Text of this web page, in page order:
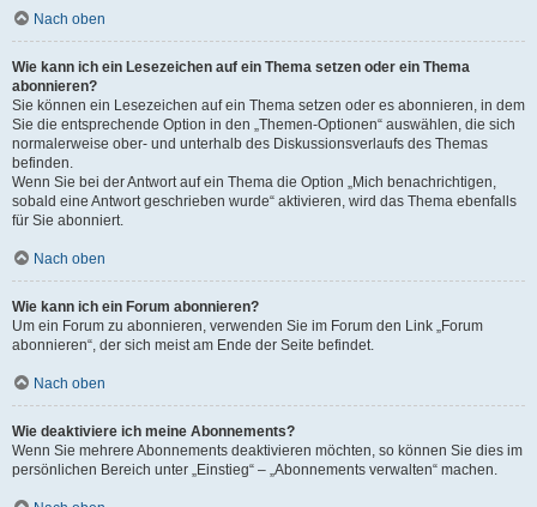
Nach oben
Wie kann ich ein Lesezeichen auf ein Thema setzen oder ein Thema
abonnieren?
Sie können ein Lesezeichen auf ein Thema setzen oder es abonnieren, in dem
Sie die entsprechende Option in den „Themen-Optionen“ auswählen, die sich
normalerweise ober- und unterhalb des Diskussionsverlaufs des Themas
befinden.
Wenn Sie bei der Antwort auf ein Thema die Option „Mich benachrichtigen,
sobald eine Antwort geschrieben wurde“ aktivieren, wird das Thema ebenfalls
für Sie abonniert.
Nach oben
Wie kann ich ein Forum abonnieren?
Um ein Forum zu abonnieren, verwenden Sie im Forum den Link „Forum
abonnieren“, der sich meist am Ende der Seite befindet.
Nach oben
Wie deaktiviere ich meine Abonnements?
Wenn Sie mehrere Abonnements deaktivieren möchten, so können Sie dies im
persönlichen Bereich unter „Einstieg“ – „Abonnements verwalten“ machen.